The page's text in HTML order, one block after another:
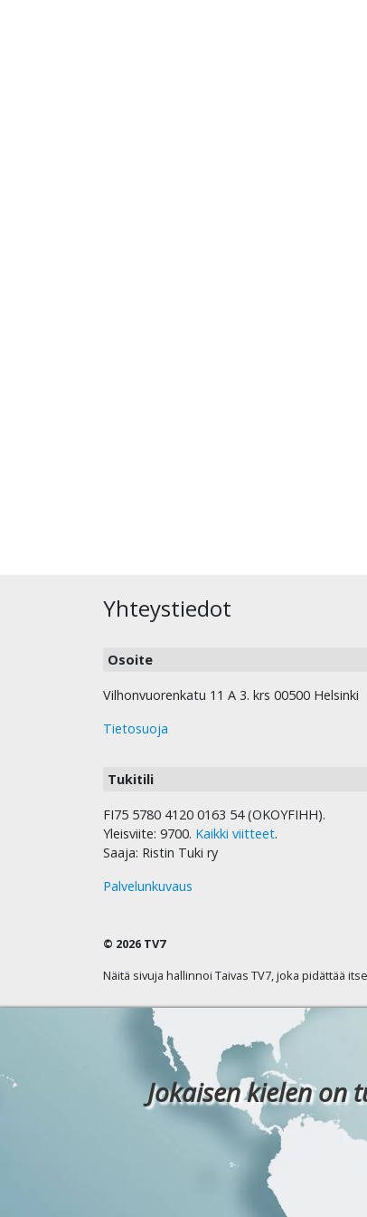
Yhteystiedot
Osoite
Vilhonvuorenkatu 11 A 3. krs 00500 Helsinki
Tietosuoja
Tukitili
FI75 5780 4120 0163 54 (OKOYFIHH).
Yleisviite: 9700. Kaikki viitteet.
Saaja: Ristin Tuki ry
Palvelunkuvaus
© 2026 TV7
Näitä sivuja hallinnoi Taivas TV7, joka pidättää
Jokaisen kielen on